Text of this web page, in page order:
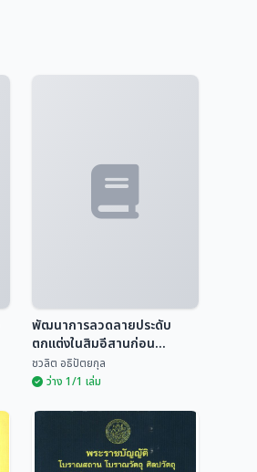
พัฒนาการลวดลายประดับ
ตกแต่งในสิมอีสานก่อน
พ.ศ.2483 ในประเทศไทย
ชวลิต อธิปัตยกุล
ว่าง 1/1 เล่ม